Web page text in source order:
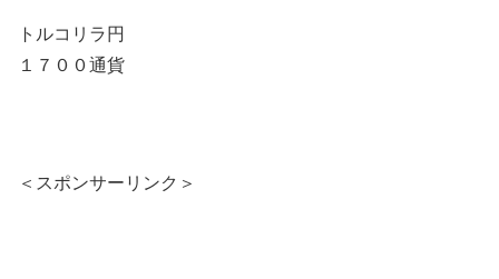
トルコリラ円
１７００通貨
＜スポンサーリンク＞